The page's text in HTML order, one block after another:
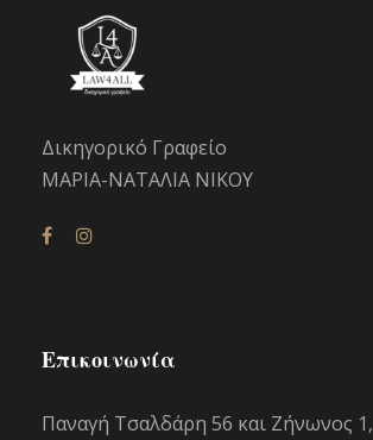
Δικηγορικό Γραφείο
ΜΑΡΙΑ-ΝΑΤΑΛΙΑ ΝΙΚΟΥ
Επικοινωνία
Παναγή Τσαλδάρη 56 και Ζήνωνος 1,